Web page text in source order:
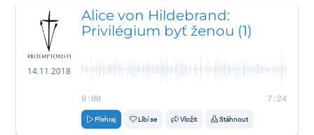
14.11.2018
Alice von Hildebrand:
Privilégium byť ženou (1)
0:00 7:24
Přehraj Líbí se Vložit Stáhnout